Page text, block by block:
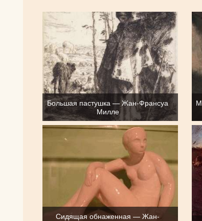
Большая пастушка — Жан-Франсуа
Милле
Сидящая обнаженная — Жан-